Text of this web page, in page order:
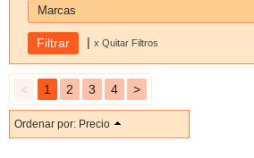
Marcas
| x Quitar Filtros
< 1 2 3 4 >
Ordenar por: Precio